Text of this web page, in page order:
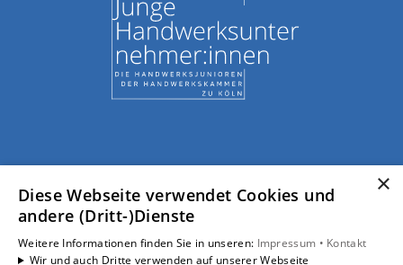
×
Diese Webseite verwendet Cookies und
andere (Dritt-)Dienste
Weitere Informationen finden Sie in unseren: Impressum • Kontakt
Wir und auch Dritte verwenden auf unserer Webseite